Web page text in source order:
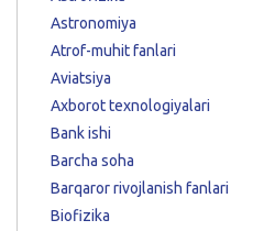
Astronomiya
Atrof-muhit fanlari
Aviatsiya
Axborot texnologiyalari
Bank ishi
Barcha soha
Barqaror rivojlanish fanlari
Biofizika